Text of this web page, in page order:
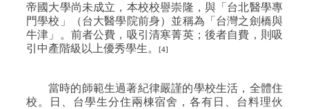
帝國大學尚未成立，本校校譽崇隆，與「台北醫學專
門學校」（台大醫學院前身）並稱為「台灣之劍橋與
牛津」。前者公費，吸引清寒菁英；後者自費，則吸
引中產階級以上優秀學生。
[4]
當時的師範生過著紀律嚴謹的學校生活，全體住
校。日、台學生分住兩棟宿舍，各有日、台料理伙